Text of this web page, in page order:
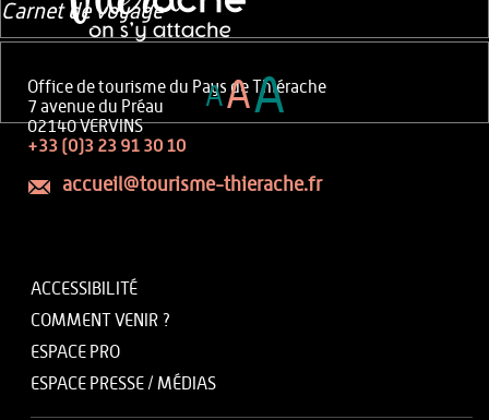
Office de tourisme du Pays de Thiérache
7 avenue du Préau
02140 VERVINS
+33 (0)3 23 91 30 10
accueil@tourisme-thierache.fr
ACCESSIBILITÉ
COMMENT VENIR ?
ESPACE PRO
ESPACE PRESSE / MÉDIAS
Carnet de voyage
AAA